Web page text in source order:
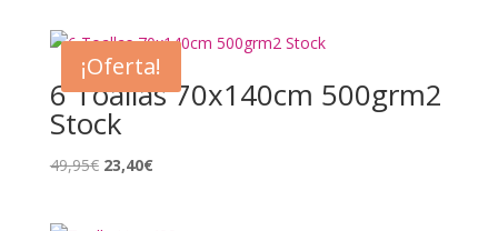
desde
hasta
¡Oferta!
6 Toallas 70x140cm 500grm2
Stock
49,95€ El
23,40€El